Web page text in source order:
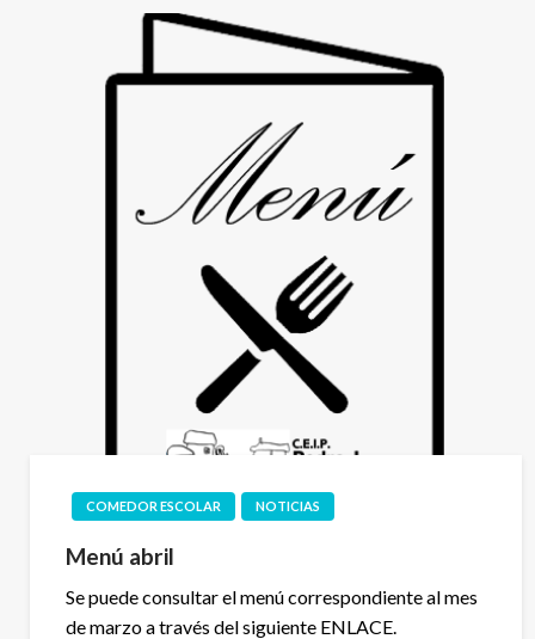
COMEDOR ESCOLAR NOTICIAS
Menú abril
Se puede consultar el menú correspondiente al mes
de marzo a través del siguiente ENLACE.